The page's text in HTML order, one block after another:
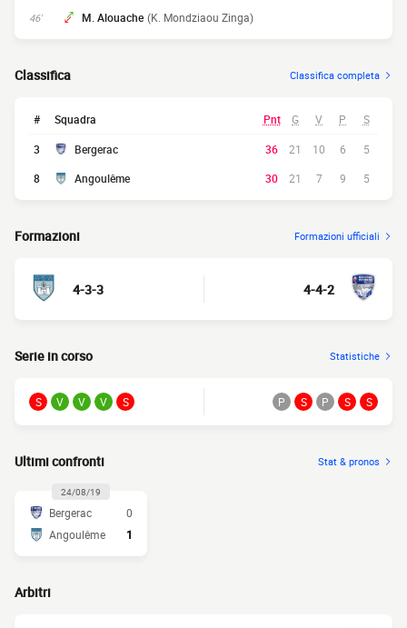
46' M. Alouache (K. Mondziaou Zinga)
Classifica Classifica completa
# Squadra Pnt G V P S
3 Bergerac 36 21 10 6
5
8
Angoulême 30 21 7 9 5
Formazioni Formazioni ufficiali
4-3-3 4-4-2
Serie in corso Statistiche
S V V V S P S P S S
Ultimi confronti Stat & pronos
24/08/19
Bergerac
0
Angoulême
1
Arbitri